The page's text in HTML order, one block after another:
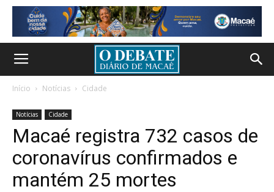
Início Notícias Cidade
Notícias Cidade
Macaé registra 732 casos de
coronavírus confirmados e
mantém 25 mortes